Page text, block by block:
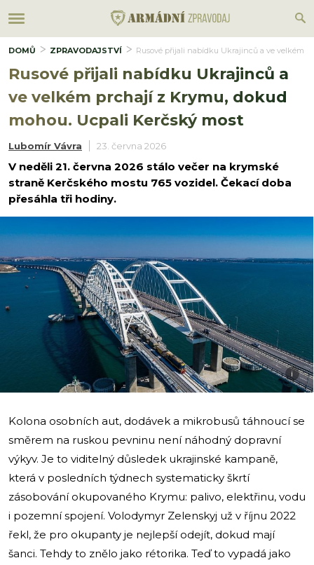
DOMŮ ZPRAVODAJSTVÍ Rusové přijali nabídku Ukrajinců a ve velkém
Rusové přijali nabídku Ukrajinců a
ve velkém prchají z Krymu, dokud
mohou. Ucpali Kerčský most
Lubomír Vávra 23. června 2026
V neděli 21. června 2026 stálo večer na krymské
straně Kerčského mostu 765 vozidel. Čekací doba
přesáhla tři hodiny.
i
Kolona osobních aut, dodávek a mikrobusů táhnoucí se
směrem na ruskou pevninu není náhodný dopravní
výkyv. Je to viditelný důsledek ukrajinské kampaně,
která v posledních týdnech systematicky škrtí
zásobování okupovaného Krymu: palivo, elektřinu, vodu
i pozemní spojení. Volodymyr Zelenskyj už v říjnu 2022
řekl, že pro okupanty je nejlepší odejít, dokud mají
šanci. Tehdy to znělo jako rétorika. Teď to vypadá jako